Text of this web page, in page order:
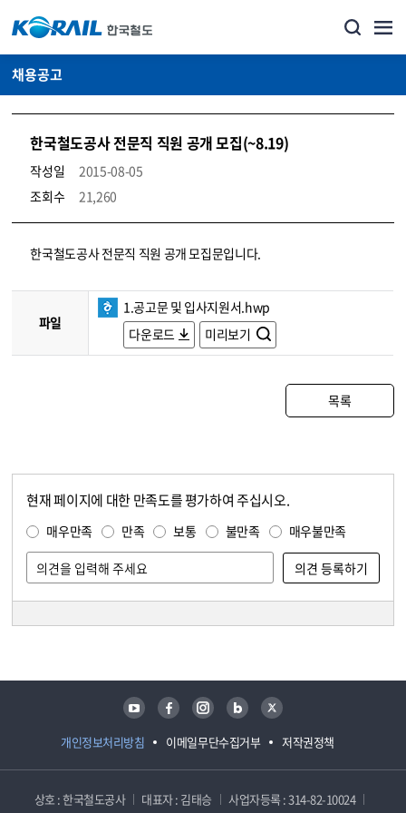
채용공고
한국철도공사 전문직 직원 공개 모집(~8.19)
작성일
2015-08-05
조회수
21,260
코레일소개_경영공시_채용공고 상세보기 – 내용, 파일, 담당자 연락처로 구성
한국철도공사 전문직 직원 공개 모집문입니다.
파일
1.공고문 및 입사지원서.hwp
다운로드
미리보기
목록
현재 페이지에 대한 만족도를 평가하여 주십시오.
매우만족 만족 보통 불만족 매우불만족
개인정보처리방침 이메일무단수집거부 저작권정책
유튜브 페이스북 인스타그램 블로그 트위터
상호 : 한국철도공사 대표자 : 김태승
사업자등록 : 314-82-10024